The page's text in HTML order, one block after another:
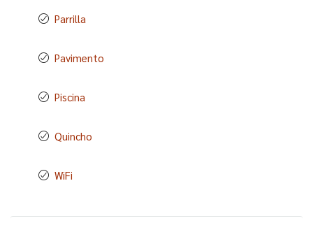
Parrilla
Pavimento
Piscina
Quincho
WiFi